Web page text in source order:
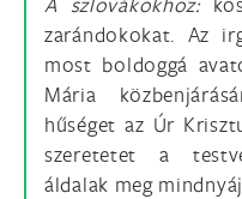
zarándokokat. Az
most boldoggá
Mária
hűséget az Úr
szeretetet a
áldalak meg